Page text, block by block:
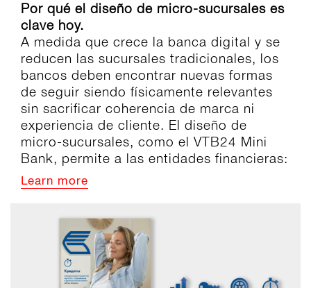
Por qué el diseño de micro-sucursales es
clave hoy.
A medida que crece la banca digital y se
reducen las sucursales tradicionales, los
bancos deben encontrar nuevas formas
de seguir siendo físicamente relevantes
sin sacrificar coherencia de marca ni
experiencia de cliente. El diseño de
micro-sucursales, como el VTB24 Mini
Bank, permite a las entidades financieras:
Learn more